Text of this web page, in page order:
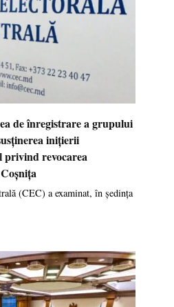
de înregistrare a grupului
inițierii
revocarea
(CEC) a examinat, în ședința